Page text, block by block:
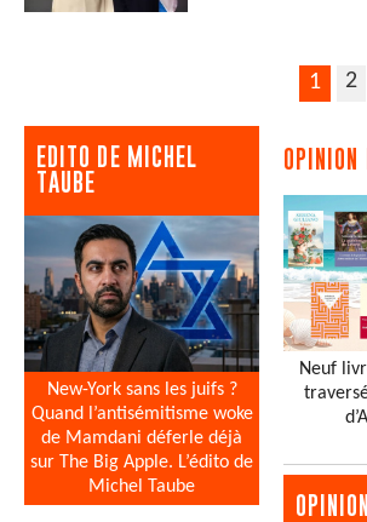
1 2
EDITO DE MICHEL
TAUBE
New-York sans les juifs ?
Quand l’antisémitisme woke
de Mamdani déferle déjà
sur The Big Apple. L’édito de
Michel Taube
OPINION
Neuf